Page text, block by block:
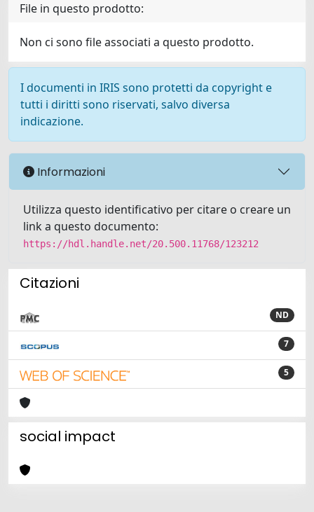
File in questo prodotto:
Non ci sono file associati a questo prodotto.
I documenti in IRIS sono protetti da copyright e
tutti i diritti sono riservati, salvo diversa
indicazione.
Informazioni
Utilizza questo identificativo per citare o creare un
link a questo documento:
https://hdl.handle.net/20.500.11768/123212
Citazioni
ND
7
5
social impact